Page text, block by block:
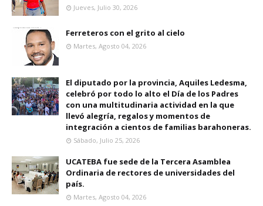
Jueves, Julio 30, 2026
Ferreteros con el grito al cielo
Martes, Agosto 04, 2026
El diputado por la provincia, Aquiles Ledesma,
celebró por todo lo alto el Día de los Padres
con una multitudinaria actividad en la que
llevó alegría, regalos y momentos de
integración a cientos de familias barahoneras.
Sábado, Julio 25, 2026
UCATEBA fue sede de la Tercera Asamblea
Ordinaria de rectores de universidades del
país.
Martes, Agosto 04, 2026